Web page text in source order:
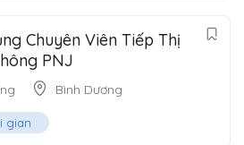
Chuyên Viên Tiếp Thị
PNJ
Bình Dương
gian